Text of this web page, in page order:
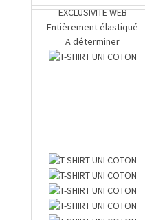
EXCLUSIVITE WEB
Entièrement élastiqué
A déterminer